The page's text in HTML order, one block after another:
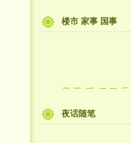
楼市 家事 国事
夜话随笔